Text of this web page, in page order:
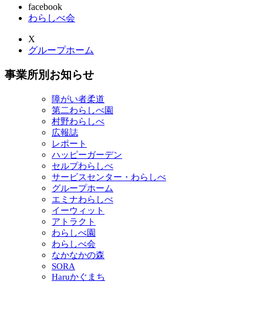
facebook
わらしべ会
X
グループホーム
事業所別お知らせ
障がい者柔道
第二わらしべ園
村野わらしべ
広報誌
レポート
ハッピーガーデン
セルプわらしべ
サービスセンター・わらしべ
グループホーム
エミナわらしべ
イーウィット
アトラクト
わらしべ園
わらしべ会
なかなかの森
SORA
Haruかぐまち